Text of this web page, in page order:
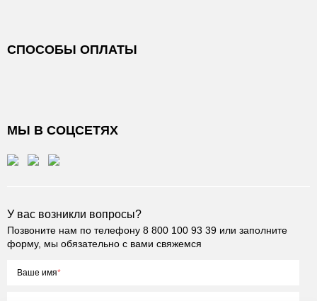
СПОСОБЫ ОПЛАТЫ
МЫ В СОЦСЕТЯХ
У вас возникли вопросы?
Позвоните нам по телефону 8 800 100 93 39 или заполните
форму, мы обязательно с вами свяжемся
Ваше имя